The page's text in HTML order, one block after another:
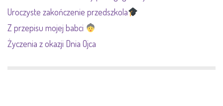
Uroczyste zakończenie przedszkola
Z przepisu mojej babci
Życzenia z okazji Dnia Ojca